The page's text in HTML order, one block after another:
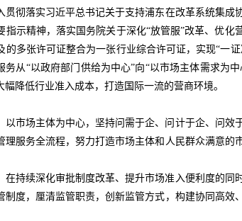
彻落实习近平总书记关于支持浦东在改革系统集成
示精神，落实国务院关于深化“放管服”改革、优化
多张许可证整合为一张行业综合许可证，实现“一证
从“以政府部门供给为中心”向“以市场主体需求为中
降低行业准入成本，打造国际一流的营商环境。
市场主体为中心，坚持问需于企、问计于企、问效
服务全流程，努力打造市场主体和人民群众满意的
持续深化审批制度改革、提升市场准入便利度的同
度，厘清监管职责，创新监管方式，构建协同高效